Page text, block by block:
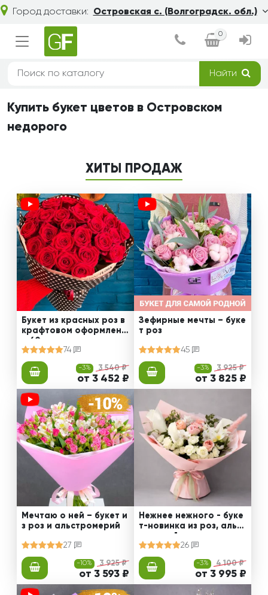
Город доставки: Островская с. (Волгоградск. обл.)
0
Найти
Купить букет цветов в Островском
недорого
ХИТЫ ПРОДАЖ
Букет из красных роз в
крафтовом оформлени
и 60 см
74
-3% 3 540 ₽
от 3 452 ₽
Зефирные мечты – буке
т роз
45
-3% 3 925 ₽
от 3 825 ₽
Мечтаю о ней – букет и
з роз и альстромерий
27
-10% 3 925 ₽
от 3 593 ₽
Нежнее нежного - буке
т-новинка из роз, альст
ромерий и калл
26
-3% 4 100 ₽
от 3 995 ₽